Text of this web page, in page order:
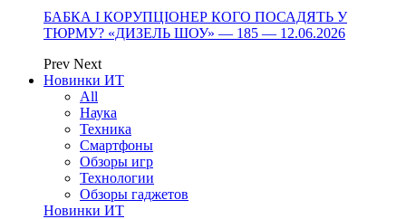
БАБКА І КОРУПЦІОНЕР КОГО ПОСАДЯТЬ У
ТЮРМУ? «ДИЗЕЛЬ ШОУ» — 185 — 12.06.2026
Prev Next
Новинки ИТ
All
Наука
Техника
Смартфоны
Обзоры игр
Технологии
Обзоры гаджетов
Новинки ИТ